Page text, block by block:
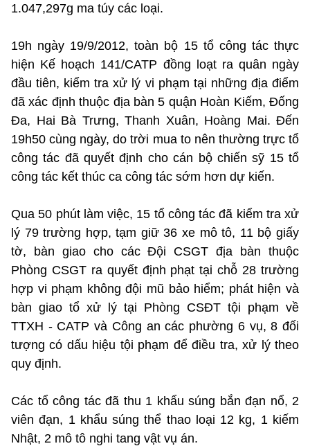
1.047,297g ma túy các loại.
19h ngày 19/9/2012, toàn bộ 15 tổ công tác thực
hiện Kế hoạch 141/CATP đồng loạt ra quân ngày
đầu tiên, kiểm tra xử lý vi phạm tại những địa điểm
đã xác định thuộc địa bàn 5 quận Hoàn Kiếm, Đống
Đa, Hai Bà Trưng, Thanh Xuân, Hoàng Mai. Đến
19h50 cùng ngày, do trời mua to nên thường trực tổ
công tác đã quyết định cho cán bộ chiến sỹ 15 tổ
công tác kết thúc ca công tác sớm hơn dự kiến.
Qua 50 phút làm việc, 15 tổ công tác đã kiểm tra xử
lý 79 trường hợp, tạm giữ 36 xe mô tô, 11 bộ giấy
tờ, bàn giao cho các Đội CSGT địa bàn thuộc
Phòng CSGT ra quyết định phạt tại chỗ 28 trường
hợp vi phạm không đội mũ bảo hiểm; phát hiện và
bàn giao tổ xử lý tại Phòng CSĐT tội phạm về
TTXH - CATP và Công an các phường 6 vụ, 8 đối
tượng có dấu hiệu tội phạm để điều tra, xử lý theo
quy định.
Các tổ công tác đã thu 1 khẩu súng bắn đạn nổ, 2
viên đạn, 1 khẩu súng thể thao loại 12 kg, 1 kiếm
Nhật, 2 mô tô nghi tang vật vụ án.